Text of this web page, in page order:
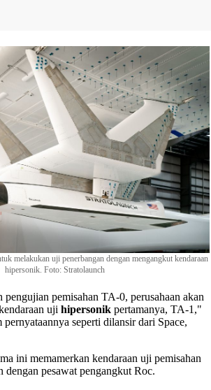
melakukan uji penerbangan dengan mengangkut kendaraan
hipersonik. Foto: Stratolaunch
pengujian pemisahan TA-0, perusahaan akan
uji hipersonik pertamanya, TA-1,"
seperti dilansir dari Space,
ini memamerkan kendaraan uji pemisahan
dengan pesawat pengangkut Roc.